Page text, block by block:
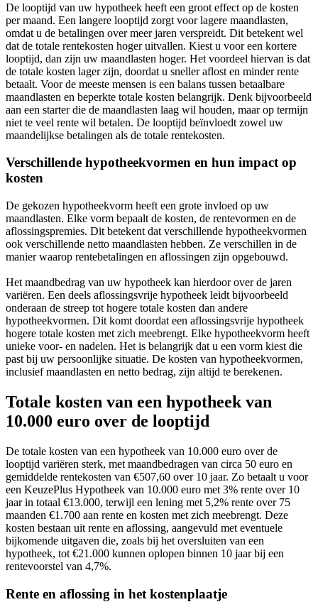
De looptijd van uw hypotheek heeft een groot effect op de kosten
per maand. Een langere looptijd zorgt voor lagere maandlasten,
omdat u de betalingen over meer jaren verspreidt. Dit betekent wel
dat de totale rentekosten hoger uitvallen. Kiest u voor een kortere
looptijd, dan zijn uw maandlasten hoger. Het voordeel hiervan is dat
de totale kosten lager zijn, doordat u sneller aflost en minder rente
betaalt. Voor de meeste mensen is een balans tussen betaalbare
maandlasten en beperkte totale kosten belangrijk. Denk bijvoorbeeld
aan een starter die de maandlasten laag wil houden, maar op termijn
niet te veel rente wil betalen. De looptijd beïnvloedt zowel uw
maandelijkse betalingen als de totale rentekosten.
Verschillende hypotheekvormen en hun impact op
kosten
De gekozen hypotheekvorm heeft een grote invloed op uw
maandlasten. Elke vorm bepaalt de kosten, de rentevormen en de
aflossingspremies. Dit betekent dat verschillende hypotheekvormen
ook verschillende netto maandlasten hebben. Ze verschillen in de
manier waarop rentebetalingen en aflossingen zijn opgebouwd.
Het maandbedrag van uw hypotheek kan hierdoor over de jaren
variëren. Een deels aflossingsvrije hypotheek leidt bijvoorbeeld
onderaan de streep tot hogere totale kosten dan andere
hypotheekvormen. Dit komt doordat een aflossingsvrije hypotheek
hogere totale kosten met zich meebrengt. Elke hypotheekvorm heeft
unieke voor- en nadelen. Het is belangrijk dat u een vorm kiest die
past bij uw persoonlijke situatie. De kosten van hypotheekvormen,
inclusief maandlasten en netto bedrag, zijn altijd te berekenen.
Totale kosten van een hypotheek van
10.000 euro over de looptijd
De totale kosten van een hypotheek van 10.000 euro over de
looptijd variëren sterk, met maandbedragen van circa 50 euro en
gemiddelde rentekosten van €507,60 over 10 jaar. Zo betaalt u voor
een KeuzePlus Hypotheek van 10.000 euro met 3% rente over 10
jaar in totaal €13.000, terwijl een lening met 5,2% rente over 75
maanden €1.700 aan rente en kosten met zich meebrengt. Deze
kosten bestaan uit rente en aflossing, aangevuld met eventuele
bijkomende uitgaven die, zoals bij het oversluiten van een
hypotheek, tot €21.000 kunnen oplopen binnen 10 jaar bij een
rentevoorstel van 4,7%.
Rente en aflossing in het kostenplaatje